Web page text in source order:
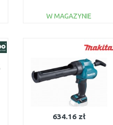
W MAGAZYNIE
Do porównania
634.16 zł